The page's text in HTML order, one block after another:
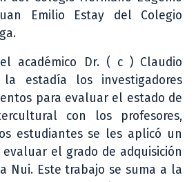
Emilio Estay del Colegio
académico Dr. ( c ) Claudio
la estadía los investigadores
para evaluar el estado de
con los profesores,
estudiantes se les aplicó un
el grado de adquisición
Nui. Este trabajo se suma a la